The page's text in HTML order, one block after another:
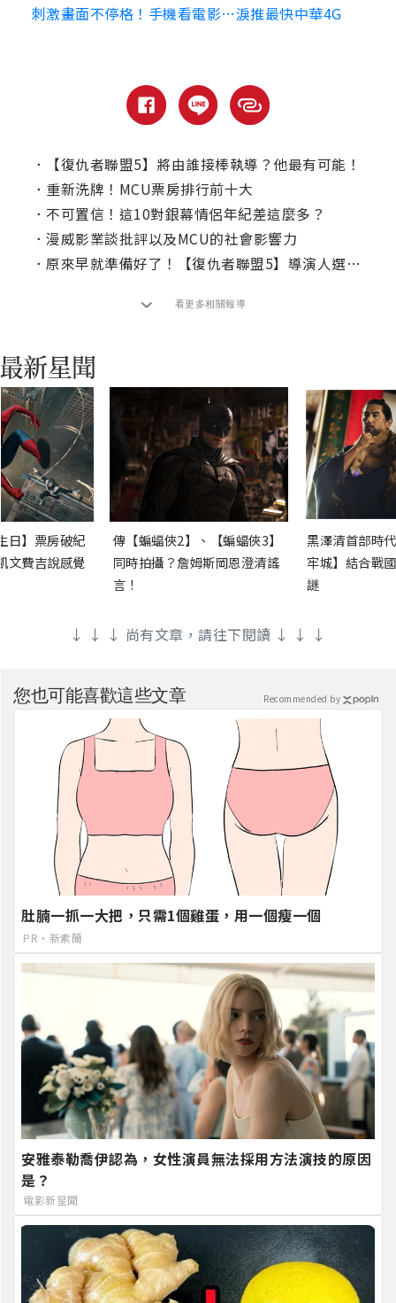
刺激畫面不停格！手機看電影…淚推最快中華4G
．
【復仇者聯盟5】將由誰接棒執導？他最有可能！
． 重新洗牌！MCU票房排行前十大
． 不可置信！這10對銀幕情侶年紀差這麼多？
． 漫威影業談批評以及MCU的社會影響力
． 原來早就準備好了！【復仇者聯盟5】導演人選曝光
看更多相關報導
日】票房破紀
文費吉說感覺
傳【蝙蝠俠2】、【蝙蝠俠3】
同時拍攝？詹姆斯岡恩澄清謠
言！
黑澤清首部時
牢城】結合戰
謎
↓ ↓ ↓ 尚有文章，請往下閱讀 ↓ ↓ ↓
您也可能喜歡這些文章
肚腩一抓一大把，只需1個雞蛋，用一個瘦一個
PR・新素簡
安雅泰勒喬伊認為，女性演員無法採用方法演技的原因
是？
電影新星聞
Recommended by